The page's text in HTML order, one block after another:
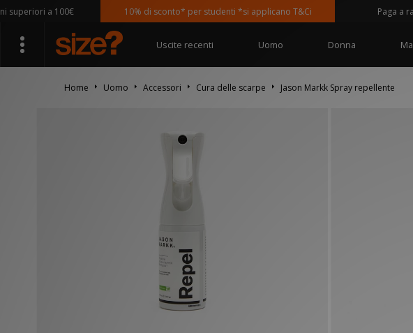
a 100€ 10% di sconto* per studenti *si applicano T&Ci Paga a
Uscite recenti Uomo Donna
Home Uomo Accessori Cura delle scarpe Jason Markk Spray repellente